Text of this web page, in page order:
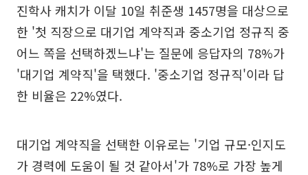
진학사 캐치가 이달 10일 취준생 1457명을 대상으로
한 '첫 직장으로 대기업 계약직과 중소기업 정규직 중
어느 쪽을 선택하겠느냐'는 질문에 응답자의 78%가
'대기업 계약직'을 택했다. '중소기업 정규직'이라 답
한 비율은 22%였다.
대기업 계약직을 선택한 이유로는 '기업 규모·인지도
가 경력에 도움이 될 것 같아서'가 78%로 가장 높게